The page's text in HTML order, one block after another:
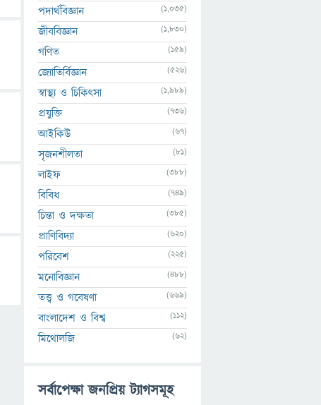
পদার্থবিজ্ঞান (1,035)
জীববিজ্ঞান (1,830)
গণিত (159)
জ্যোতির্বিজ্ঞান (526)
স্বাস্থ্য ও চিকিৎসা (1,989)
প্রযুক্তি (736)
আইকিউ (67)
সৃজনশীলতা (81)
লাইফ (388)
বিবিধ (749)
চিন্তা ও দক্ষতা (385)
প্রাণিবিদ্যা (620)
পরিবেশ (225)
মনোবিজ্ঞান (488)
তত্ত্ব ও গবেষণা (669)
বাংলাদেশ ও বিশ্ব (112)
মিথোলজি (62)
সর্বাপেক্ষা জনপ্রিয় ট্যাগসমূহ